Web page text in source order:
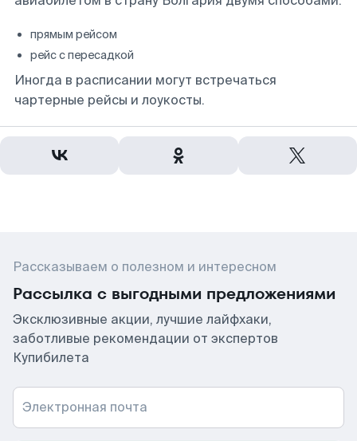
прямым рейсом
рейс с пересадкой
Иногда в расписании могут встречаться
чартерные рейсы и лоукосты.
Рассказываем о полезном и интересном
Рассылка с выгодными предложениями
Эксклюзивные акции, лучшие лайфхаки,
заботливые рекомендации от экспертов
Купибилета
Электронная почта